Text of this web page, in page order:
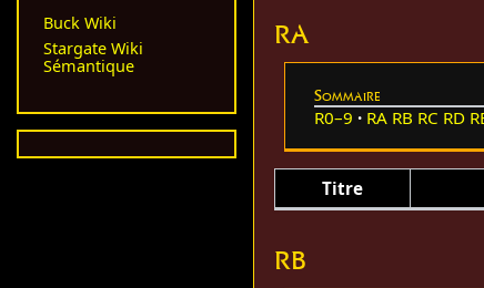
RA
Sommaire
R0–9 RA RB RC RD
Titre
RB
Buck Wiki
Stargate Wiki
Sémantique